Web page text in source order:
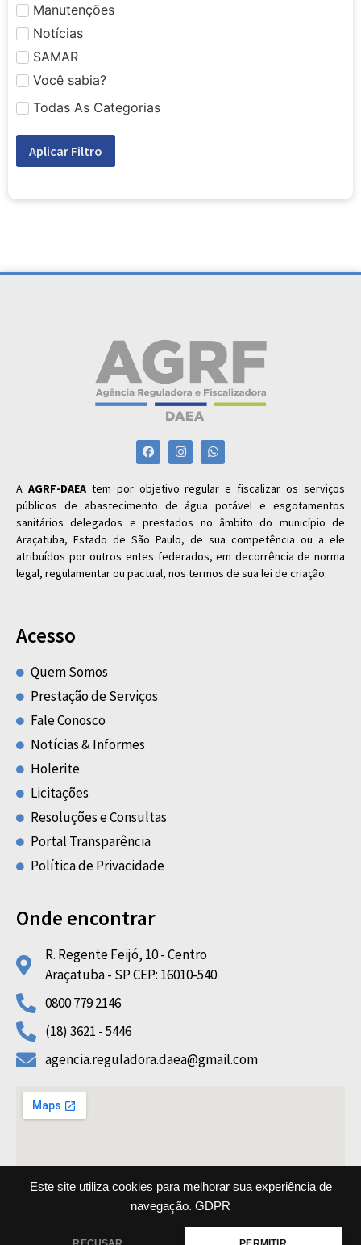
Este site utiliza cookies para melhorar sua experiência de
navegação. GDPR
Manutenções
Notícias
SAMAR
Você sabia?
Todas As Categorias
Aplicar Filtro
A AGRF-DAEAtem por objetivo regular e fiscalizar os serviços
públicos de abastecimento de água potável e esgotamentos
sanitários delegados e prestados no âmbito do município de
Araçatuba, Estado de São Paulo, de sua competência ou a ele
atribuídos por outros entes federados, em decorrência de norma
legal, regulamentar ou pactual, nos termos de sua lei de criação.
Acesso
Quem Somos
Prestação de Serviços
Fale Conosco
Notícias & Informes
Holerite
Licitações
Resoluções e Consultas
Portal Transparência
Política de Privacidade
Onde encontrar
R. Regente Feijó, 10 - Centro
Araçatuba - SP CEP: 16010-540
0800 779 2146
(18) 3621 - 5446
agencia.reguladora.daea@gmail.com
Copyright © 2022 AGRF DAEA All rights reserved